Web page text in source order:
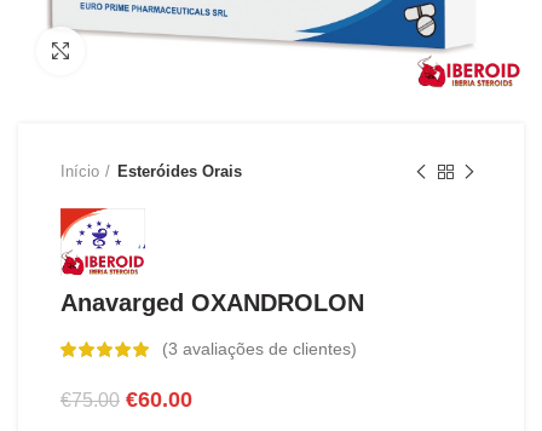
Início Esteróides Orais
Anavarged OXANDROLON
(3 avaliações de clientes)
€75.00 O
€60.00O